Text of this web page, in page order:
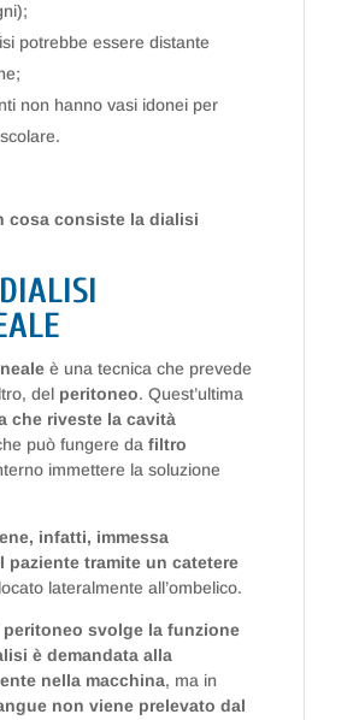
potrebbe essere distante
non hanno vasi idonei per
cosa consiste la dialisi
è una tecnica che prevede
del peritoneo. Quest’ultima
che riveste la cavità
può fungere da filtro
immettere la soluzione
infatti, immessa
paziente tramite un catetere
lateralmente all’ombelico.
peritoneo svolge la funzione
è demandata alla
nella macchina, ma in
non viene prelevato dal